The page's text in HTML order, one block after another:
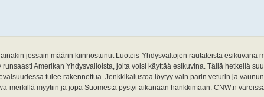
jossain määrin kiinnostunut Luoteis-Yhdysvaltojen rautateistä esikuvana
Amerikan Yhdysvalloista, joita voisi käyttää esikuvina. Tällä hetkellä
tulee rakennettua. Jenkkikalustoa löytyy vain parin veturin ja
merkillä myytiin ja jopa Suomesta pystyi aikanaan hankkimaan. CNW:n